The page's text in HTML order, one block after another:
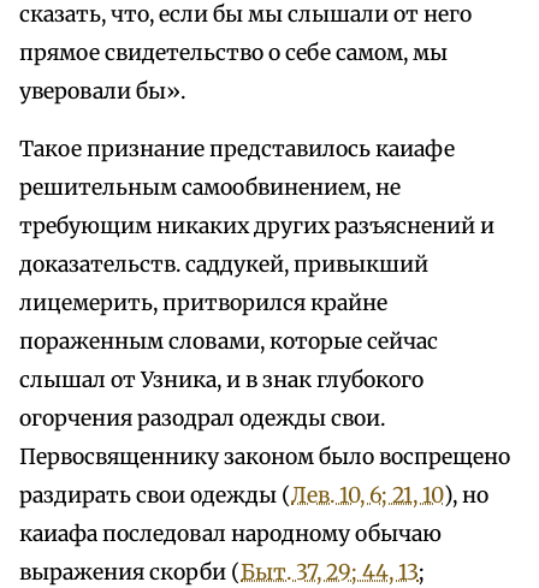
сказать, что, если бы мы слышали от него
прямое свидетельство о себе самом, мы
уверовали бы».
Такое признание представилось каиафе
решительным самообвинением, не
требующим никаких других разъяснений и
доказательств. саддукей, привыкший
лицемерить, притворился крайне
пораженным словами, которые сейчас
слышал от Узника, и в знак глубокого
огорчения разодрал одежды свои.
Первосвященнику законом было воспрещено
раздирать свои одежды (Лев. 10, 6; 21, 10), но
каиафа последовал народному обычаю
выражения скорби (Быт. 37, 29; 44, 13;